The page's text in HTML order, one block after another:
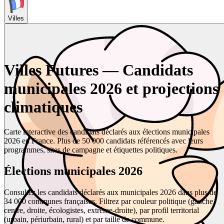
Villes
Villes Futures — Candidats
municipales 2026 et projections
climatiques
Carte interactive des candidats déclarés aux élections municipales
2026 en France. Plus de 50 000 candidats référencés avec leurs
programmes, sites de campagne et étiquettes politiques.
Élections municipales 2026
Consultez les candidats déclarés aux municipales 2026 dans plus de
34 000 communes françaises. Filtrez par couleur politique (gauche,
centre, droite, écologistes, extrême-droite), par profil territorial
(urbain, périurbain, rural) et par taille de commune.